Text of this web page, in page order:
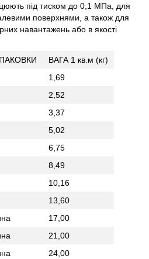
під тиском до 0,1 МПа, для
поверхнями, а також для
навантажень або в якості
ВАГА 1 кв.м (кг)
1,69
2,52
3,37
5,02
6,75
8,49
10,16
13,60
17,00
21,00
24,00